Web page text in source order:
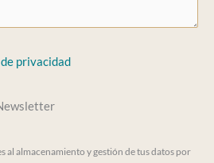
privacidad
al almacenamiento y gestión de tus datos por